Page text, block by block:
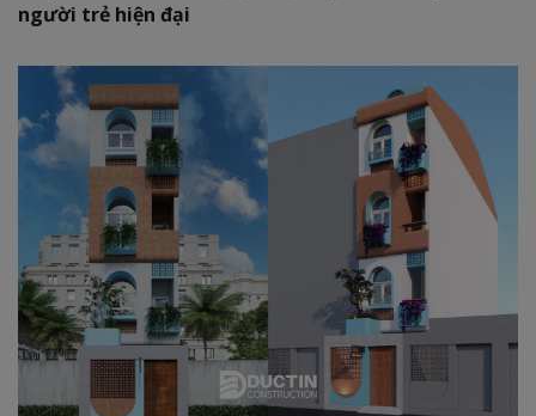
người trẻ hiện đại
Phong cách:Địa trung hải
Diện tích:8x20m